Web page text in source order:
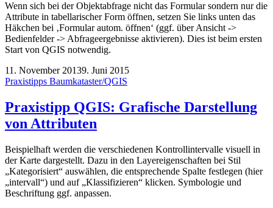
Wenn sich bei der Objektabfrage nicht das Formular sondern nur die
Attribute in tabellarischer Form öffnen, setzen Sie links unten das
Häkchen bei ‚Formular autom. öffnen‘ (ggf. über Ansicht ->
Bedienfelder -> Abfrageergebnisse aktivieren). Dies ist beim ersten
Start von QGIS notwendig.
11. November 20139. Juni 2015
Praxistipps Baumkataster/QGIS
Praxistipp QGIS: Grafische Darstellung
von Attributen
Beispielhaft werden die verschiedenen Kontrollintervalle visuell in
der Karte dargestellt. Dazu in den Layereigenschaften bei Stil
„Kategorisiert“ auswählen, die entsprechende Spalte festlegen (hier
„intervall“) und auf „Klassifizieren“ klicken. Symbologie und
Beschriftung ggf. anpassen.